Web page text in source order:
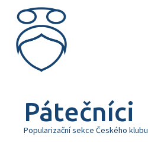
content
Pátečníci
Popularizační sekce Českého